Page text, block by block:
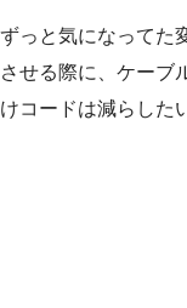
ずっと気になってた
させる際に、ケーブ
けコードは減らした